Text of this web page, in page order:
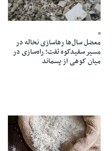
16 Azar 1404 - 18:41
معضل سال‌ها رهاسازی نخاله در
مسیر سفیدکوه تفت؛ راه‌سازی در
میان کوهی از پسماند